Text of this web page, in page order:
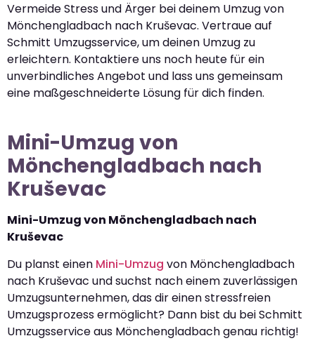
Vermeide Stress und Ärger bei deinem Umzug von
Mönchengladbach nach Kruševac. Vertraue auf
Schmitt Umzugsservice, um deinen Umzug zu
erleichtern. Kontaktiere uns noch heute für ein
unverbindliches Angebot und lass uns gemeinsam
eine maßgeschneiderte Lösung für dich finden.
Mini-Umzug von
Mönchengladbach nach
Kruševac
Mini-Umzug von Mönchengladbach nach
Kruševac
Du planst einen Mini-Umzug von Mönchengladbach
nach Kruševac und suchst nach einem zuverlässigen
Umzugsunternehmen, das dir einen stressfreien
Umzugsprozess ermöglicht? Dann bist du bei Schmitt
Umzugsservice aus Mönchengladbach genau richtig!